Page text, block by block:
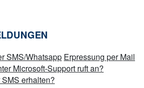
SMS/Whatsapp Erpressung per Mail
Microsoft-Support ruft an?
erhalten?